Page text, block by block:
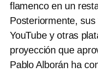
flamenco en un
Posteriormente,
YouTube y otras
proyección que
Pablo Alborán ha